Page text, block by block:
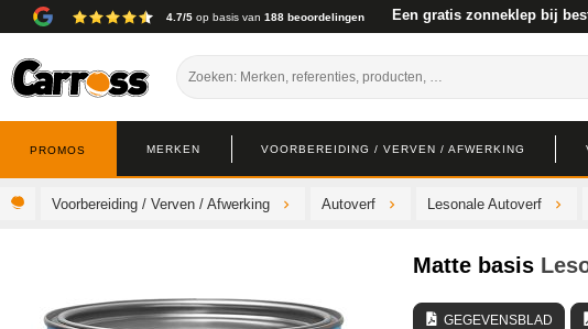
4.7/5 op basis van 188 beoordelingen Een gratis zonneklep bij
VOORBEREIDING / VERVEN / AFWERKING
MERKEN
PROMOS
Voorbereiding / Verven / Afwerking Autoverf Lesonale Autoverf
Matte basis
GEGEVENSBLAD